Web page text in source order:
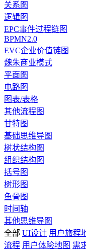
关系图
逻辑图
EPC事件过程链图
BPMN2.0
EVC企业价值链图
魏朱商业模式
平面图
电路图
图表/表格
其他流程图
甘特图
基础思维导图
树状结构图
组织结构图
括号图
树形图
鱼骨图
时间轴
其他思维导图
全部 UI设计 用户旅程
流程 用户体验地图 需